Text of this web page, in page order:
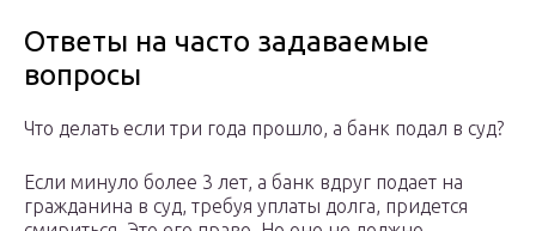
Ответы на часто задаваемые
вопросы
Что делать если три года прошло, а банк подал в суд?
Если минуло более 3 лет, а банк вдруг подает на
гражданина в суд, требуя уплаты долга, придется